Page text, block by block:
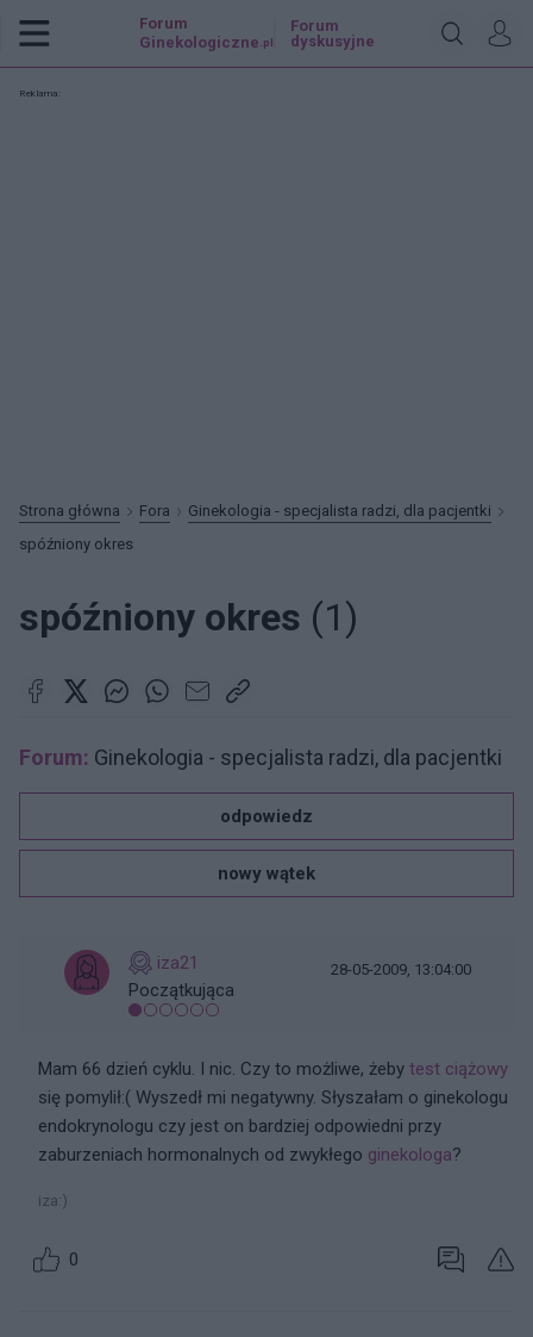
Forum
Ginekologiczne .pl
Forum
dyskusyjne
Reklama:
Strona główna Fora
Ginekologia - specjalista radzi, dla pacjentki
spóźniony okres
spóźniony okres (1)
Forum: Ginekologia - specjalista radzi, dla pacjentki
odpowiedz
nowy wątek
iza21
Początkująca
28-05-2009, 13:04:00
Mam 66 dzień cyklu. I nic. Czy to możliwe, żeby test ciążowy
się pomylił:( Wyszedł mi negatywny. Słyszałam o ginekologu
endokrynologu czy jest on bardziej odpowiedni przy
zaburzeniach hormonalnych od zwykłego ginekologa?
iza:)
0